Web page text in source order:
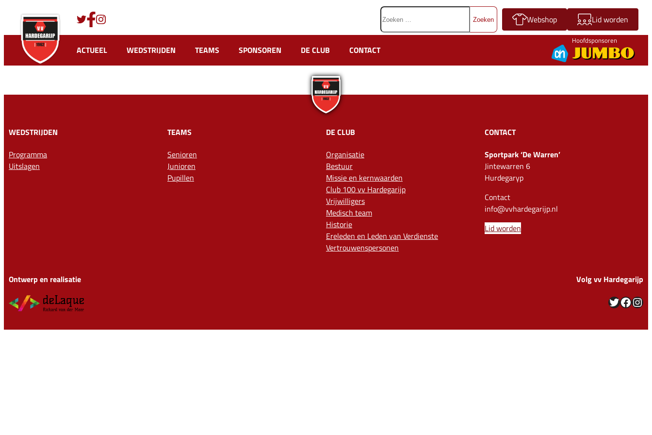
de
inhoud
Webshop Lid worden
Zoeken
naar:
ACTUEEL WEDSTRIJDEN TEAMS SPONSOREN DE CLUB CONTACT
Hoofdsponsoren
WEDSTRIJDEN
Programma
Uitslagen
TEAMS
Senioren
Junioren
Pupillen
DE CLUB
Organisatie
Bestuur
Missie en kernwaarden
Club 100 vv Hardegarijp
Vrijwilligers
Medisch team
Historie
Ereleden en Leden van Verdienste
Vertrouwenspersonen
CONTACT
Sportpark ‘De Warren’
Jintewarren 6
Hurdegaryp
Contact
info@vvhardegarijp.nl
Lid worden
Ontwerp en realisatie Volg vv Hardegarijp
Twitter Facebook Instagram